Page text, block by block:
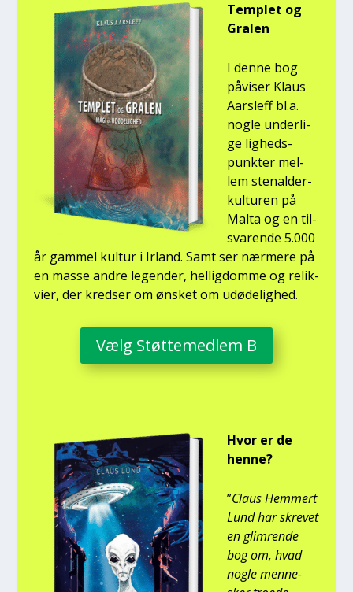
Temp­let og
Gra­len
I den­ne bog
påvi­ser Klaus
Aars­l­eff bl.a.
nog­le under­li­
ge lig­heds­
punk­ter mel­
lem ste­nal­der­
kul­tu­ren på
Mal­ta og en til­
sva­ren­de 5.000
år gam­mel kul­tur i Irland. Samt ser nær­me­re på
en mas­se andre legen­der, hel­lig­dom­me og relik­
vi­er, der kred­ser om ønsket om udø­de­lig­hed.
Vælg Støt­te­med­lem B
Hvor er de
hen­ne?
”Claus Hem­mert
Lund har skre­vet
en glim­ren­de
bog om, hvad
nog­le men­ne­